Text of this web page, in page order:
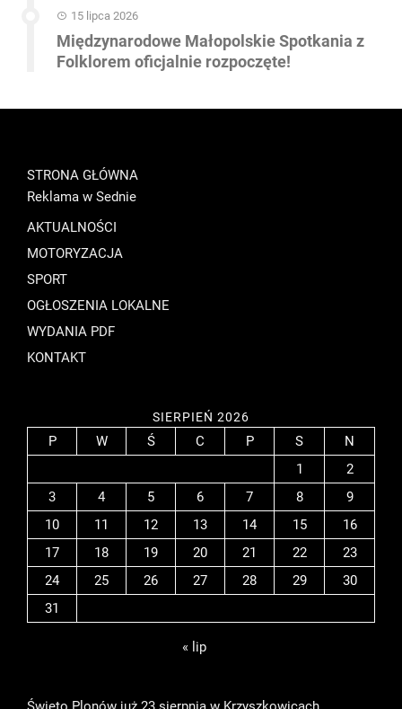
15 lipca 2026
Międzynarodowe Małopolskie Spotkania z
Folklorem oficjalnie rozpoczęte!
STRONA GŁÓWNA
Reklama w Sednie
AKTUALNOŚCI
MOTORYZACJA
SPORT
OGŁOSZENIA LOKALNE
WYDANIA PDF
KONTAKT
SIERPIEŃ 2026
P W Ś C P S
N
1
2
3
4 5 6 7 8
9
10
11 12 13 14 15
16
17
18 19 20 21 22
23
24
25 26 27 28 29
30
31
« lip